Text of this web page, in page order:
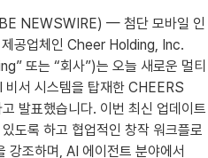
NEWSWIRE) — 첨단 모바일 인
제공업체인 Cheer Holding, Inc.
또는 “회사”)는 오늘 새로운 멀티
비서 시스템을 탑재한 CHEERS
발표했습니다. 이번 최신 업데이트
도록 하고 협업적인 창작 워크플로
강조하며, AI 에이전트 분야에서